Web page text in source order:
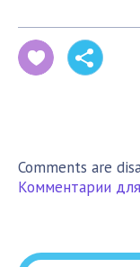
Comments are
Комментарии